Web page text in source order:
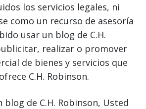
los servicios legales, ni
como un recurso de asesoría
usar un blog de C.H.
realizar o promover
de bienes y servicios que
C.H. Robinson.
de C.H. Robinson, Usted